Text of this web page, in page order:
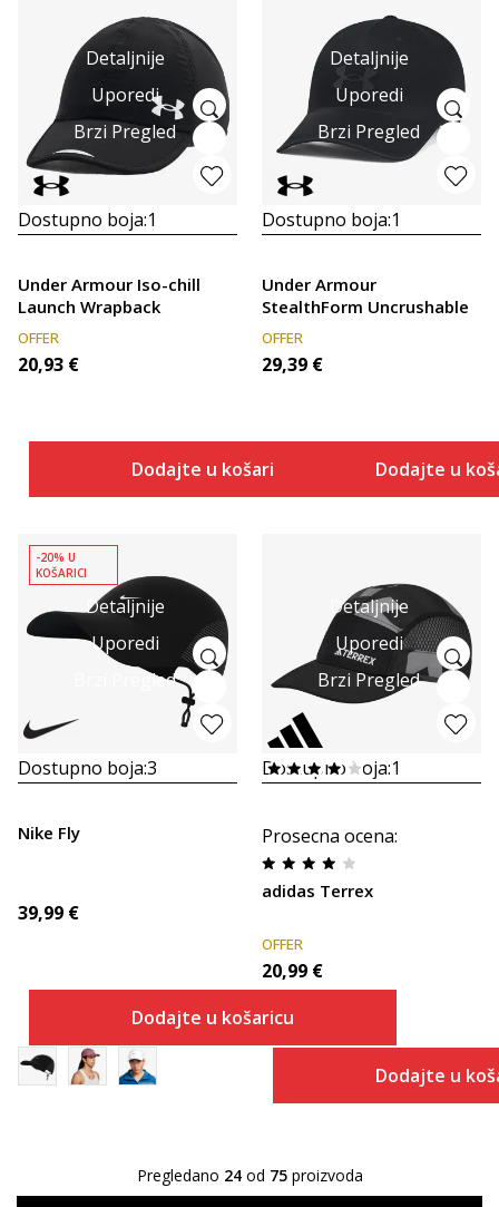
Detaljnije
Uporedi
Brzi Pregled
Dostupno boja:1
Under Armour Iso-chill
Launch Wrapback
OFFER
20,93 €
Dodajte u košaricu
Detaljnije
Uporedi
Brzi Pregled
Dostupno boja:1
Under Armour
StealthForm Uncrushable
OFFER
29,39 €
Dodajte u
Detaljnije
Uporedi
Brzi Pregled
-20% U
KOŠARICI
Dostupno boja:3
Nike Fly
39,99 €
Dodajte u košaricu
Detaljnije
Uporedi
Brzi Pregled
Dostupno boja:1
Prosecna ocena:
adidas Terrex
OFFER
20,99 €
Dodajte u
Pregledano 24od 75proizvoda